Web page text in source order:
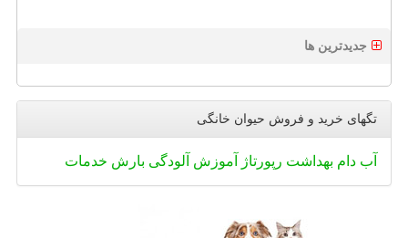
جدیدترین ها
تگهای خرید و فروش حیوان خانگی
آب دام بهداشت رپورتاژ آموزش آلودگی بارش خدمات